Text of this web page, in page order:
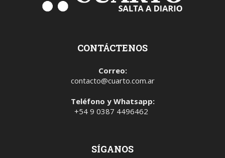
CONTÁCTENOS
Correo:
contacto@cuarto.com.ar
Teléfono y Whatsapp:
+54 9 0387 4496462
SÍGANOS